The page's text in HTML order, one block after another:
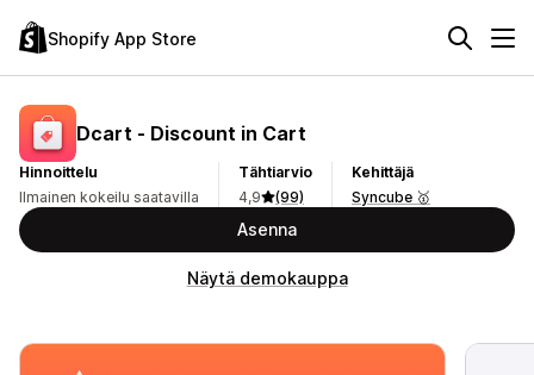
Shopify App Store
Dcart ‑ Discount in Cart
Hinnoittelu
Ilmainen kokeilu saatavilla
Tähtiarvio
4,9
(99)
Kehittäjä
Syncube 🥇
Asenna
Näytä demokauppa